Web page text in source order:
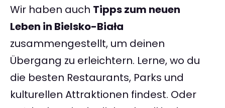
Wir haben auch Tipps zum neuen
Leben in Bielsko-Biała
zusammengestellt, um deinen
Übergang zu erleichtern. Lerne, wo du
die besten Restaurants, Parks und
kulturellen Attraktionen findest. Oder